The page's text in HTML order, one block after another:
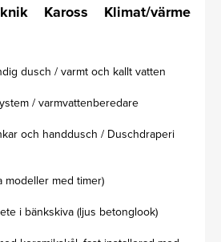
Kaross Klimat/värme
dusch / varmt och kallt vatten
/ varmvattenberedare
och handdusch / Duschdraperi
modeller med timer)
i bänkskiva (ljus betonglook)